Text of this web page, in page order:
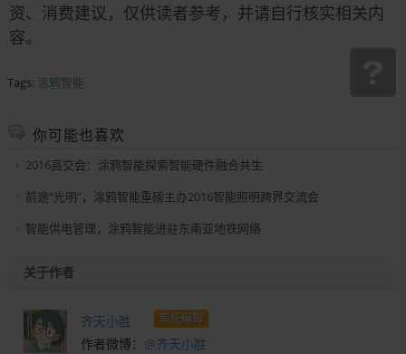
资、消费建议，仅供读者参考，并请自行核实相关内
容。
Tags: 涂鸦智能
你可能也喜欢
2016高交会：涂鸦智能探索智能硬件融合共生
前途“光明”，涂鸦智能重磅主办2016智能照明跨界交流会
智能供电管理，涂鸦智能进驻东南亚地铁网络
关于作者
齐天小胜 责任编辑
作者微博： @齐天小胜